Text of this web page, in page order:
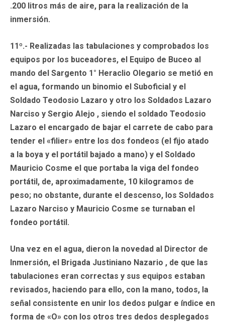
.200 litros más de aire, para la realización de la
inmersión.
11º.- Realizadas las tabulaciones y comprobados los
equipos por los buceadores, el Equipo de Buceo al
mando del Sargento 1° Heraclio Olegario se metió en
el agua, formando un binomio el Suboficial y el
Soldado Teodosio Lazaro y otro los Soldados Lazaro
Narciso y Sergio Alejo , siendo el soldado Teodosio
Lazaro el encargado de bajar el carrete de cabo para
tender el «filier» entre los dos fondeos (el fijo atado
a la boya y el portátil bajado a mano) y el Soldado
Mauricio Cosme el que portaba la viga del fondeo
portátil, de, aproximadamente, 10 kilogramos de
peso; no obstante, durante el descenso, los Soldados
Lazaro Narciso y Mauricio Cosme se turnaban el
fondeo portátil.
Una vez en el agua, dieron la novedad al Director de
Inmersión, el Brigada Justiniano Nazario , de que las
tabulaciones eran correctas y sus equipos estaban
revisados, haciendo para ello, con la mano, todos, la
señal consistente en unir los dedos pulgar e índice en
forma de «O» con los otros tres dedos desplegados